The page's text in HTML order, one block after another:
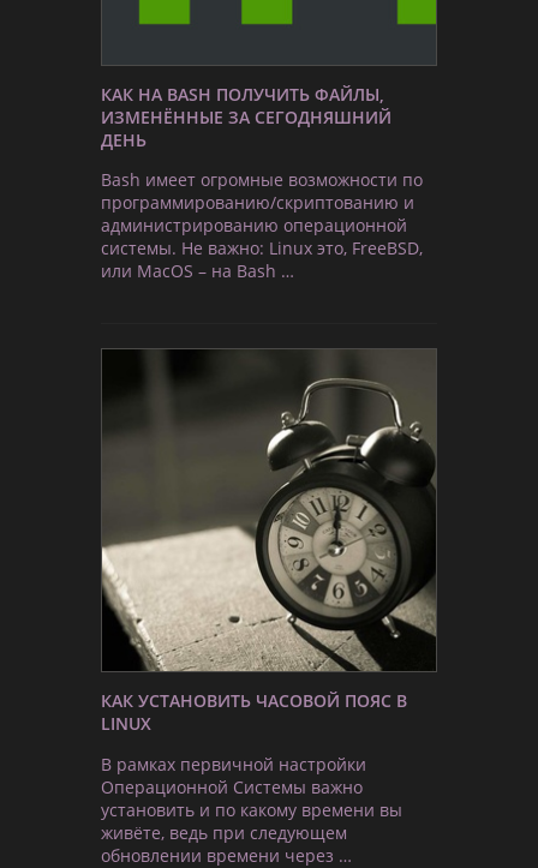
КАК НА BASH ПОЛУЧИТЬ ФАЙЛЫ,
ИЗМЕНЁННЫЕ ЗА СЕГОДНЯШНИЙ
ДЕНЬ
Bash имеет огромные возможности по
программированию/скриптованию и
администрированию операционной
системы. Не важно: Linux это, FreeBSD,
или MacOS – на Bash …
КАК УСТАНОВИТЬ ЧАСОВОЙ ПОЯС В
LINUX
В рамках первичной настройки
Операционной Системы важно
установить и по какому времени вы
живёте, ведь при следующем
обновлении времени через …